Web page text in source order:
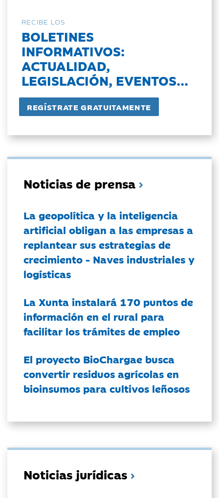
RECIBE LOS
BOLETINES
INFORMATIVOS:
ACTUALIDAD,
LEGISLACIÓN, EVENTOS...
Noticias de prensa
La geopolítica y la inteligencia
artificial obligan a las empresas a
replantear sus estrategias de
crecimiento - Naves industriales y
logísticas
La Xunta instalará 170 puntos de
información en el rural para
facilitar los trámites de empleo
El proyecto BioChargae busca
convertir residuos agrícolas en
bioinsumos para cultivos leñosos
Noticias jurídicas